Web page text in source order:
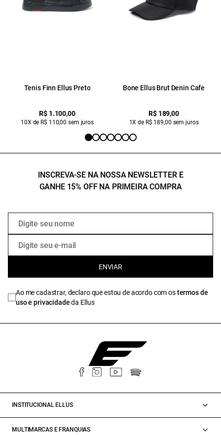
Tenis Finn Ellus Preto
R$ 1.100,00
10X de R$ 110,00 sem juros
Bone Ellus Brut Denin Cafe
R$ 189,00
1X de R$ 189,00 sem juros
INSCREVA-SE NA NOSSA NEWSLETTER E
GANHE 15% OFF NA PRIMEIRA COMPRA
ENVIAR
Ao me cadastrar, declaro que estou de acordo com ostermos de
uso e privacidadeda Ellus
INSTITUCIONAL ELLUS
MULTIMARCAS E FRANQUIAS